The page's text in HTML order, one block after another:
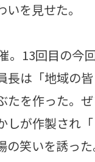
を見せた。
13回目の今
長は「地域の
たを作った。
が作製され
笑いを誘った